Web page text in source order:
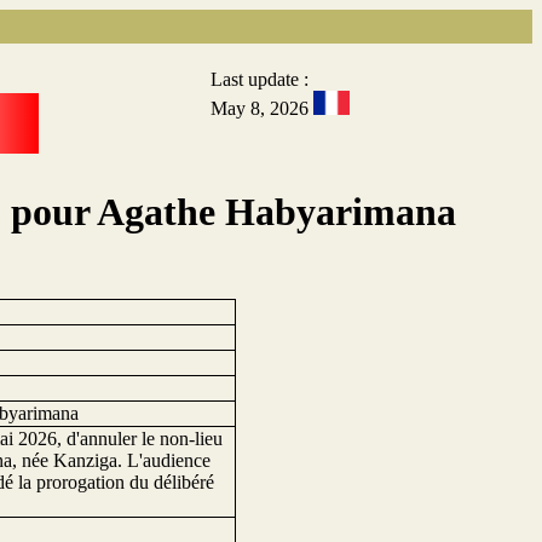
Last update :
May 8, 2026
pour Agathe Habyarimana
2026, d'annuler le non-lieu
née Kanziga. L'audience
la prorogation du délibéré